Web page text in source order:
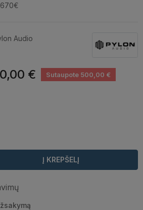
Audio
€
Sutaupote 500,00 €
Į KREPŠELĮ